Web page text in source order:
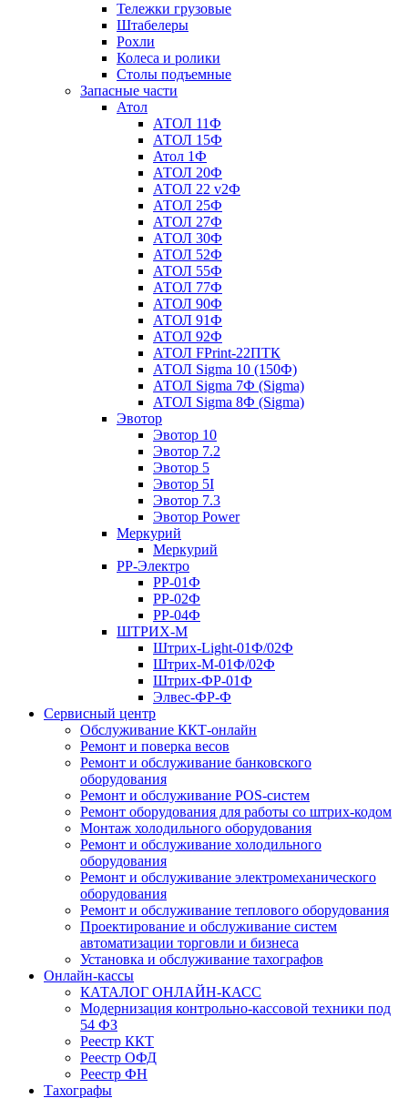
Тележки грузовые
Штабелеры
Рохли
Колеса и ролики
Столы подъемные
Запасные части
Атол
АТОЛ 11Ф
АТОЛ 15Ф
Атол 1Ф
АТОЛ 20Ф
АТОЛ 22 v2Ф
АТОЛ 25Ф
АТОЛ 27Ф
АТОЛ 30Ф
АТОЛ 52Ф
АТОЛ 55Ф
АТОЛ 77Ф
АТОЛ 90Ф
АТОЛ 91Ф
АТОЛ 92Ф
АТОЛ FPrint-22ПТК
АТОЛ Sigma 10 (150Ф)
АТОЛ Sigma 7Ф (Sigma)
АТОЛ Sigma 8Ф (Sigma)
Эвотор
Эвотор 10
Эвотор 7.2
Эвотор 5
Эвотор 5I
Эвотор 7.3
Эвотор Power
Меркурий
Меркурий
РР-Электро
РР-01Ф
РР-02Ф
РР-04Ф
ШТРИХ-М
Штрих-Light-01Ф/02Ф
Штрих-М-01Ф/02Ф
Штрих-ФР-01Ф
Элвес-ФР-Ф
Сервисный центр
Обслуживание ККТ-онлайн
Ремонт и поверка весов
Ремонт и обслуживание банковского
оборудования
Ремонт и обслуживание POS-систем
Ремонт оборудования для работы со штрих-кодом
Монтаж холодильного оборудования
Ремонт и обслуживание холодильного
оборудования
Ремонт и обслуживание электромеханического
оборудования
Ремонт и обслуживание теплового оборудования
Проектирование и обслуживание систем
автоматизации торговли и бизнеса
Установка и обслуживание тахографов
Онлайн-кассы
КАТАЛОГ ОНЛАЙН-КАСС
Модернизация контрольно-кассовой техники под
54 ФЗ
Реестр ККТ
Реестр ОФД
Реестр ФН
Тахографы